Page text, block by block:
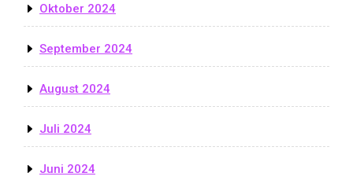
Oktober 2024
September 2024
August 2024
Juli 2024
Juni 2024